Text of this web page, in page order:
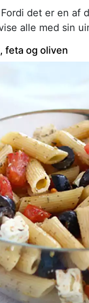
Fordi det er en af
alle med sin
feta og oliven